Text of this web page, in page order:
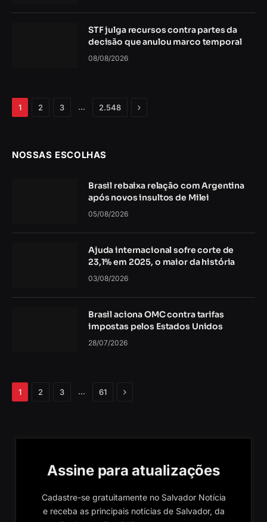
STF julga recursos contra partes da
decisão que anulou marco temporal
08/08/2026
1 2 3 … 2.548 Próximo
NOSSAS ESCOLHAS
Brasil rebaixa relação com Argentina
após novos insultos de Milei
05/08/2026
Ajuda internacional sofre corte de
23,1% em 2025, o maior da história
03/08/2026
Brasil aciona OMC contra tarifas
impostas pelos Estados Unidos
28/07/2026
1 2 3 … 61 Próximo
Assine para atualizações
Cadastre-se gratuitamente no Salvador Notícia
e receba as principais notícias de Salvador, da